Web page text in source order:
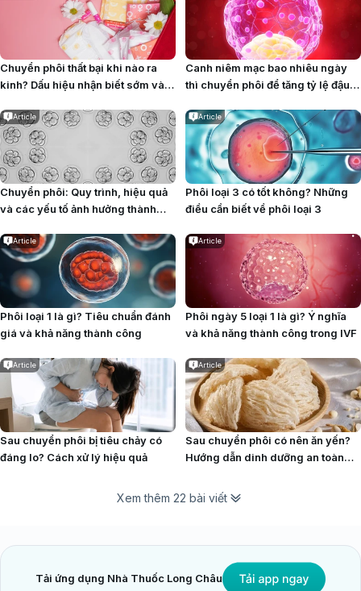
Chuyển phôi thất bại khi nào ra
kinh? Dấu hiệu nhận biết sớm và
Canh niêm mạc bao nhiêu ngày
thì chuyển phôi để tăng tỷ lệ đậu
Article
Chuyển phôi: Quy trình, hiệu quả
và các yếu tố ảnh hưởng thành
Article
Phôi loại 3 có tốt không? Những
điều cần biết về phôi loại 3
Article
Phôi loại 1 là gì? Tiêu chuẩn đánh
giá và khả năng thành công
Article
Phôi ngày 5 loại 1 là gì? Ý nghĩa
và khả năng thành công trong IVF
Article
Sau chuyển phôi bị tiêu chảy có
đáng lo? Cách xử lý hiệu quả
Article
Sau chuyển phôi có nên ăn yến?
Hướng dẫn dinh dưỡng an toàn
Xem thêm 22 bài viết
Tải ứng dụng Nhà Thuốc Long Châu